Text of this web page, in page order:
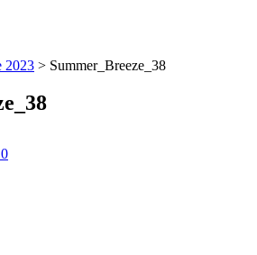
2023 > Summer_Breeze_38
0